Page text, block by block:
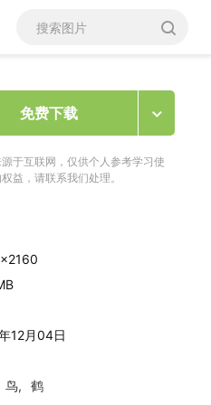
免费下载
于互联网，仅供个人参考学习使
益，请联系我们处理。
12月04日
鸟 鹤